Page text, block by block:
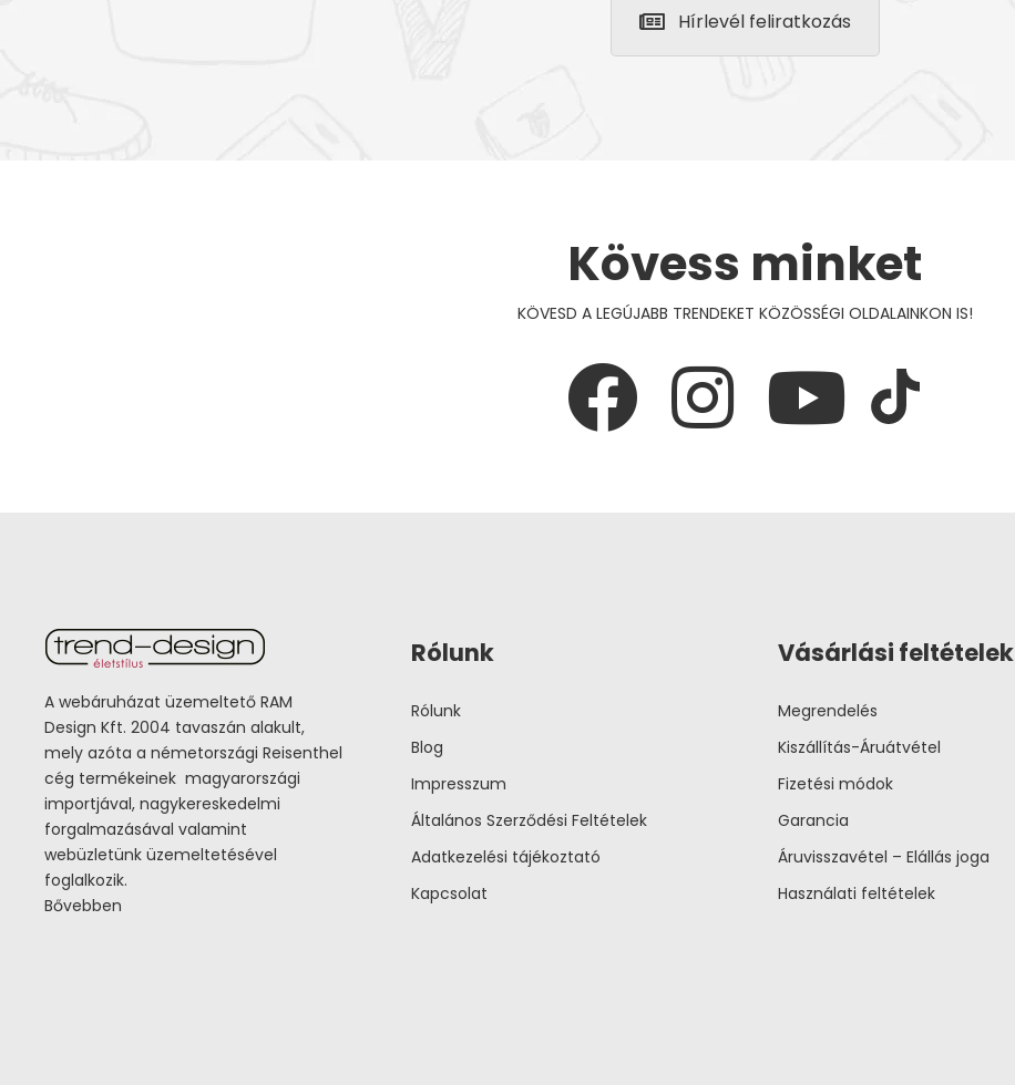
Hírlevél feliratkozás
Kövess minket
KÖVESD A LEGÚJABB TRENDEKET KÖZÖSSÉGI OLDALAINKON IS!
A webáruházat üzemeltető RAM
Design Kft. 2004 tavaszán alakult,
mely azóta a németországi Reisenthel
cég termékeinek magyarországi
importjával, nagykereskedelmi
forgalmazásával valamint
webüzletünk üzemeltetésével
foglalkozik.
Bővebben
Rólunk
Rólunk
Blog
Impresszum
Általános Szerződési Feltételek
Adatkezelési tájékoztató
Kapcsolat
Vásárlási feltételek
Megrendelés
Kiszállítás-Áruátvétel
Fizetési módok
Garancia
Áruvisszavétel – Elállás joga
Használati feltételek